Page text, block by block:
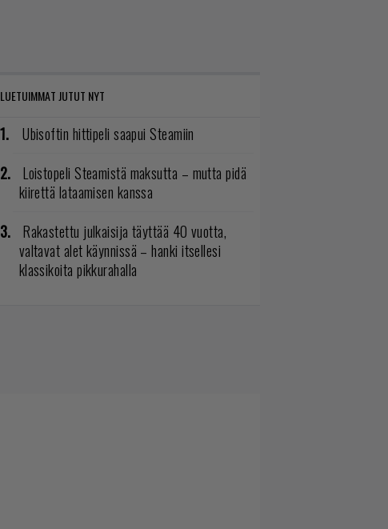
LUETUIMMAT JUTUT NYT
Ubisoftin hittipeli saapui Steamiin
Loistopeli Steamistä maksutta – mutta pidä
kiirettä lataamisen kanssa
Rakastettu julkaisija täyttää 40 vuotta,
valtavat alet käynnissä – hanki itsellesi
klassikoita pikkurahalla